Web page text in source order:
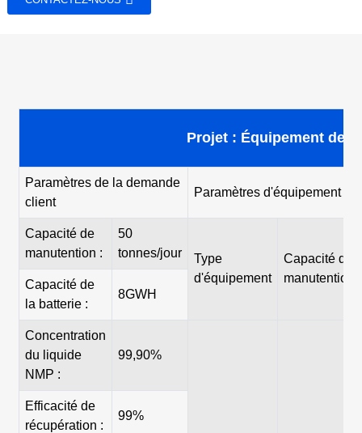
Projet : Équipement de
Paramètres de la demande
client
Paramètres d'équipement
Capacité de
manutention :
50
tonnes/jour
Type
d'équipement
Capacité de
manutention
Capacité de
la batterie :
8GWH
Concentration
du liquide
NMP :
99,90%
Efficacité de
récupération :
99%